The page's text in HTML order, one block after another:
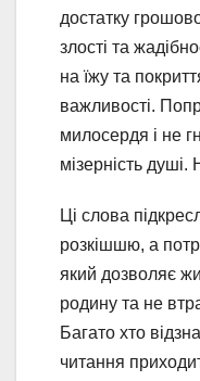
достатку
злості та
на їжу та
важливості.
милосердя і не
мізерність
Ці слова
розкішшю, а
який дозволяє
родину та не
Багато хто
читання